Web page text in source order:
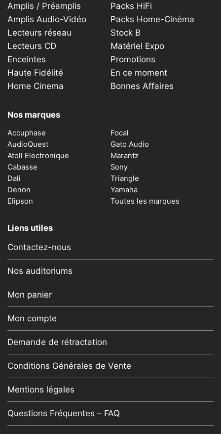
Amplis / Préamplis
Amplis Audio-Vidéo
Lecteurs réseau
Lecteurs CD
Enceintes
Haute Fidélité
Home Cinema
Packs HiFi
Packs Home-Cinéma
Stock B
Matériel Expo
Promotions
En ce moment
Bonnes Affaires
Nos marques
Accuphase
AudioQuest
Atoll Electronique
Cabasse
Dali
Denon
Elipson
Focal
Gato Audio
Marantz
Sony
Triangle
Yamaha
Toutes les marques
Liens utiles
Contactez-nous
Nos auditoriums
Mon panier
Mon compte
Demande de rétractation
Conditions Générales de Vente
Mentions légales
Questions Fréquentes – FAQ